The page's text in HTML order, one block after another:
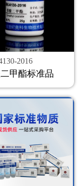
2016
甲酯标准品